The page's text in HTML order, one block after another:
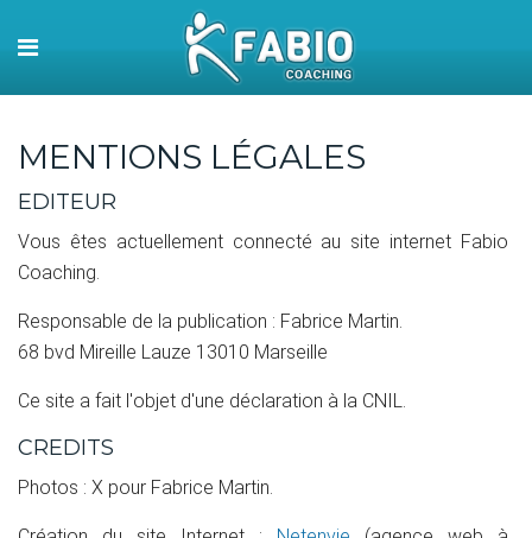
MENTIONS LÉGALES
EDITEUR
Vous êtes actuellement connecté au site internet Fabio
Coaching.
Responsable de la publication : Fabrice Martin.
68 bvd Mireille Lauze 13010 Marseille
Ce site a fait l'objet d'une déclaration à la CNIL.
CREDITS
Photos : X pour Fabrice Martin.